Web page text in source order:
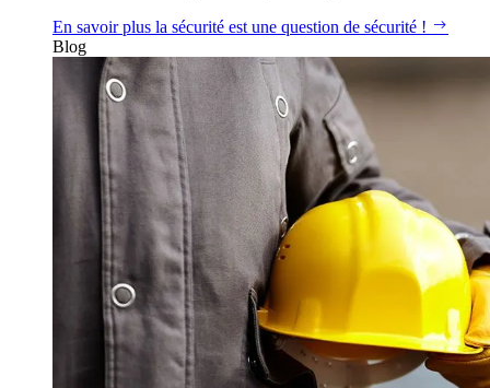
En savoir plus la sécurité est une question de sécurité !
Blog